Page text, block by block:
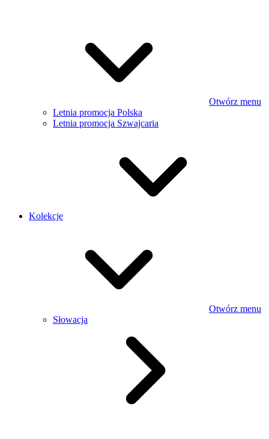
Otwórz menu
Letnia promocja Polska
Letnia promocja Szwajcaria
Kolekcje
Otwórz menu
Słowacja